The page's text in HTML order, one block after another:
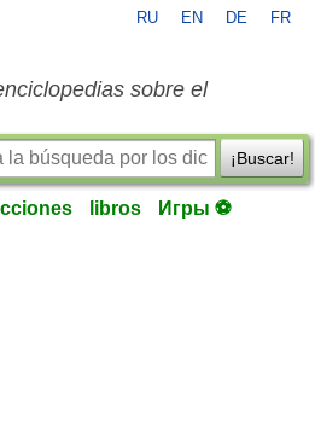
RU EN DE FR
sobre el
¡Buscar!
libros Игры ⚽